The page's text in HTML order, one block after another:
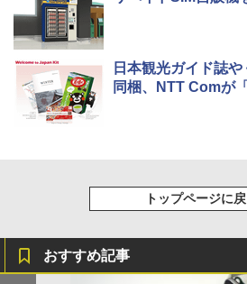
日本観光ガイド誌
同梱、NTT Comが
トップページに
おすすめ記事